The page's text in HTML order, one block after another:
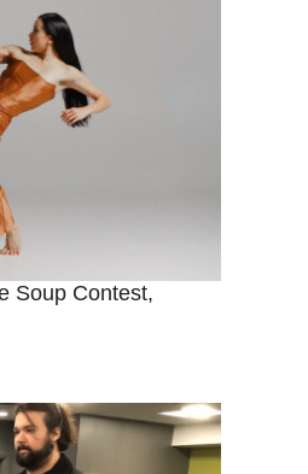
Soup Contest,